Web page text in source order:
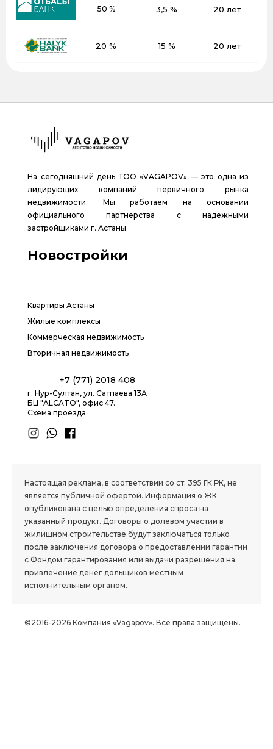
50 % 3,5 % 20 лет
20 % 15 % 20 лет
На сегодняшний день ТОО «VAGAPOV» — это одна из
лидирующих компаний первичного рынка
недвижимости. Мы работаем на основании
официального партнерства с надежными
застройщиками г. Астаны.
Новостройки
Квартиры Астаны
Жилые комплексы
Коммерческая недвижимость
Вторичная недвижимость
+7 (771) 2018 408
г. Нур-Султан, ул. Сатпаева 13А
БЦ "ALCATO", офис 47.
Схема проезда
Настоящая реклама, в соответствии со ст. 395 ГК РК, не
является публичной офертой. Информация о ЖК
опубликована с целью определения спроса на
указанный продукт. Договоры о долевом участии в
жилищном строительстве будут заключаться только
после заключения договора о предоставлении гарантии
с Фондом гарантирования или выдачи разрешения на
привлечение денег дольщиков местным
исполнительным органом.
©2016-2026 Компания «Vagapov». Все права защищены.